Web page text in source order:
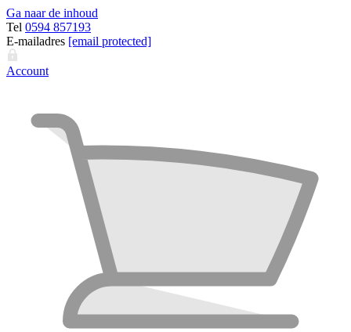
Ga naar de inhoud
Tel 0594 857193
E-mailadres [email protected]
Account